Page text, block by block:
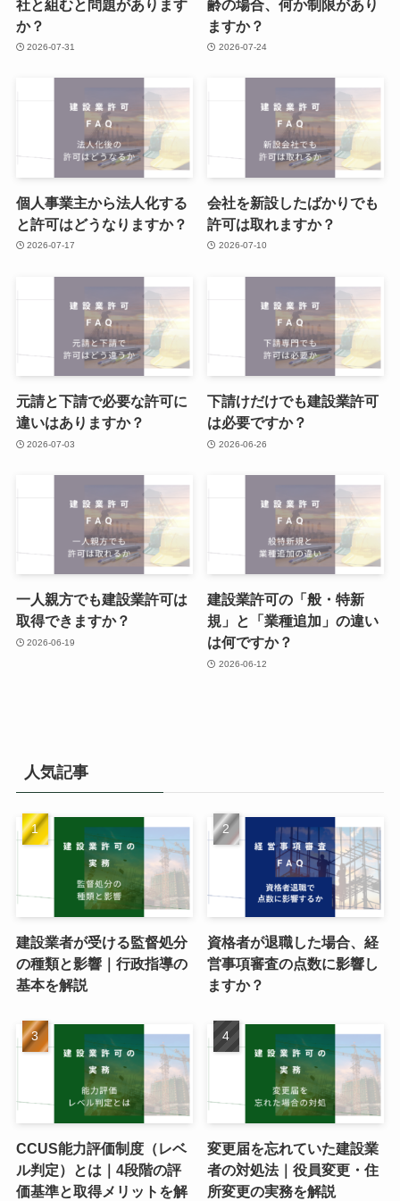
社と組むと問題があります
か？
2026-07-31
齢の場合、何か制限があり
ますか？
2026-07-24
個人事業主から法人化する
と許可はどうなりますか？
2026-07-17
会社を新設したばかりでも
許可は取れますか？
2026-07-10
元請と下請で必要な許可に
違いはありますか？
2026-07-03
下請けだけでも建設業許可
は必要ですか？
2026-06-26
一人親方でも建設業許可は
取得できますか？
2026-06-19
建設業許可の「般・特新
規」と「業種追加」の違い
は何ですか？
2026-06-12
人気記事
建設業者が受ける監督処分
の種類と影響｜行政指導の
基本を解説
資格者が退職した場合、経
営事項審査の点数に影響し
ますか？
CCUS能力評価制度（レベ
ル判定）とは｜4段階の評
価基準と取得メリットを解
変更届を忘れていた建設業
者の対処法｜役員変更・住
所変更の実務を解説